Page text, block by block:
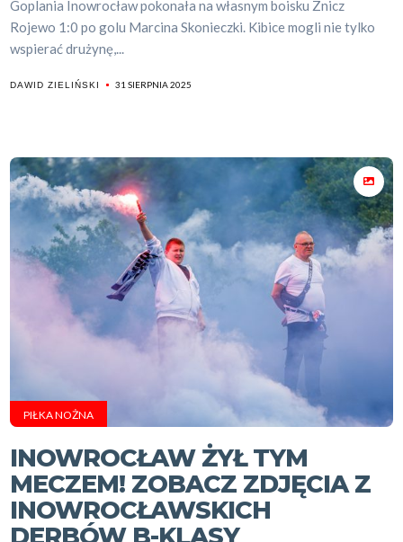
Goplania Inowrocław pokonała na własnym boisku Znicz
Rojewo 1:0 po golu Marcina Skonieczki. Kibice mogli nie tylko
wspierać drużynę,...
DAWID ZIELIŃSKI 31 SIERPNIA 2025
PIŁKA NOŻNA
INOWROCŁAW ŻYŁ TYM
MECZEM! ZOBACZ ZDJĘCIA Z
INOWROCŁAWSKICH